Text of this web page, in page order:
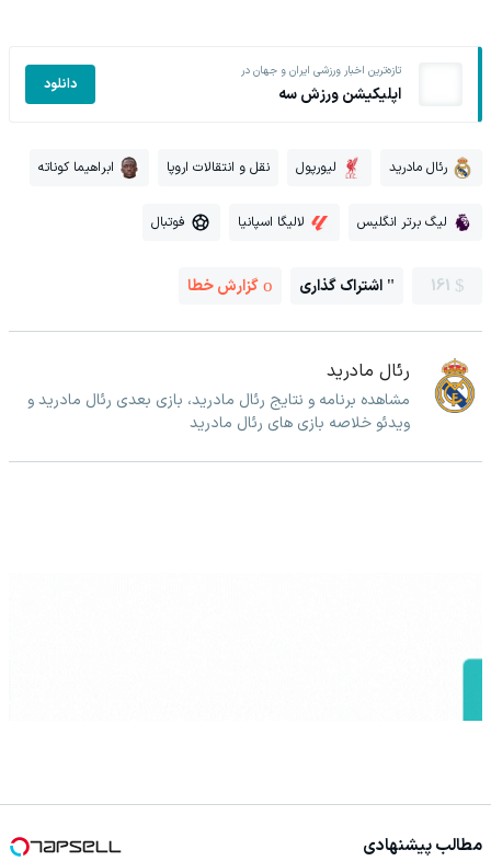
تازه‌ترین اخبار ورزشی ایران و جهان در
اپلیکیشن ورزش سه دانلود
رئال مادرید لیورپول نقل و انتقالات اروپا ابراهیما کوناته
لیگ برتر انگلیس لالیگا اسپانیا فوتبال
161 اشتراک گذاری گزارش خطا
رئال مادرید
مشاهده برنامه و نتایج رئال مادرید، بازی بعدی رئال مادرید و
ویدئو خلاصه بازی های رئال مادرید
مطالب پیشنهادی